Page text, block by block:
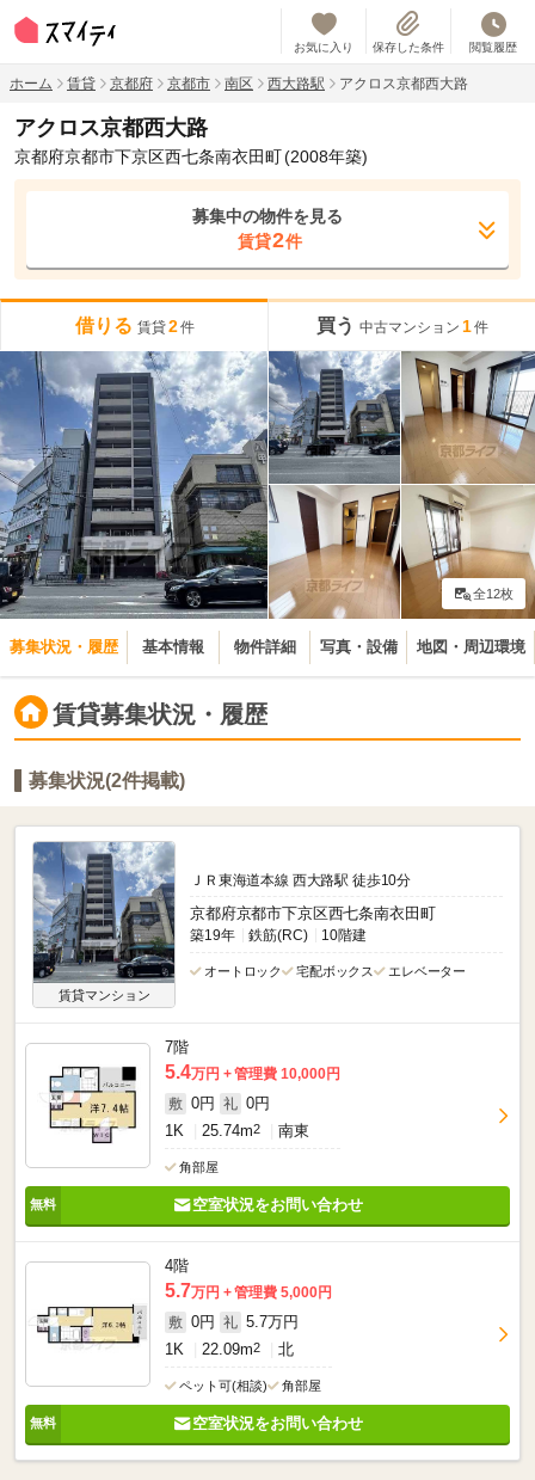
お気に入り 保存した条件 閲覧履歴
ホーム 賃貸 京都府 京都市 南区 西大路駅 アクロス京都西大路
アクロス京都西大路
京都府京都市下京区西七条南衣田町(2008年築)
募集中の物件を見る
賃貸2件
借りる 賃貸2件 買う 中古マンション 1件
全12枚
募集状況・履歴 基本情報 物件詳細 写真・設備 地図・周辺環境
賃貸募集状況・履歴
募集状況(2件掲載)
賃貸マンション
ＪＲ東海道本線 西大路駅 徒歩10分
京都府京都市下京区西七条南衣田町
築19年 鉄筋(RC) 10階建
オートロック 宅配ボックス エレベーター
7階
5.4万円
管理費 10,000円
敷 0円 礼 0円
1K
25.74m2 南東
角部屋
空室状況をお問い合わせ
4階
5.7万円
管理費 5,000円
敷 0円 礼 5.7万円
1K
22.09m2 北
ペット可(相談) 角部屋
空室状況をお問い合わせ